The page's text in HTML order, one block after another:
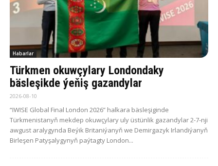
Habarlar
Türkmen okuwçylary Londondaky
bäsleşikde ýeňiş gazandylar
2026-08-10
“IWISE Global Final London 2026” halkara bäsleşiginde
Türkmenistanyň mekdep okuwçylary uly üstünlik gazandylar 2-7-nji
awgust aralygynda Beýik Britaniýanyň we Demirgazyk Irlandiýanyň
Birleşen Patyşalygynyň paýtagty London...